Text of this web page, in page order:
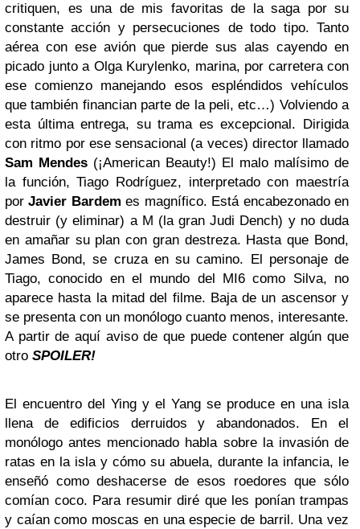
critiquen, es una de mis favoritas de la saga por su
constante acción y persecuciones de todo tipo. Tanto
aérea con ese avión que pierde sus alas cayendo en
picado junto a Olga Kurylenko, marina, por carretera con
ese comienzo manejando esos espléndidos vehículos
que también financian parte de la peli, etc…) Volviendo a
esta última entrega, su trama es excepcional. Dirigida
con ritmo por ese sensacional (a veces) director llamado
Sam Mendes (¡American Beauty!) El malo malísimo de
la función, Tiago Rodríguez, interpretado con maestría
porJavier Bardem es magnífico. Está encabezonado en
destruir (y eliminar) a M (la gran Judi Dench) y no duda
en amañar su plan con gran destreza. Hasta que Bond,
James Bond, se cruza en su camino. El personaje de
Tiago, conocido en el mundo del MI6 como Silva, no
aparece hasta la mitad del filme. Baja de un ascensor y
se presenta con un monólogo cuanto menos, interesante.
A partir de aquí aviso de que puede contener algún que
otro SPOILER!
El encuentro del Ying y el Yang se produce en una isla
llena de edificios derruidos y abandonados. En el
monólogo antes mencionado habla sobre la invasión de
ratas en la isla y cómo su abuela, durante la infancia, le
enseñó como deshacerse de esos roedores que sólo
comían coco. Para resumir diré que les ponían trampas
y caían como moscas en una especie de barril. Una vez